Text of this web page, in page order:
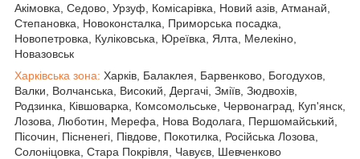
Акімовка, Седово, Урзуф, Комісарівка, Новий азів, Атманай,
Степановка, Новоконсталка, Приморська посадка,
Новопетровка, Куліковська, Юреївка, Ялта, Мелекіно,
Новазовськ
Харківська зона: Харків, Балаклея, Барвенково, Богодухов,
Валки, Волчанська, Високий, Дергачі, Зміїв, Зюдвохів,
Родзинка, Ківшоварка, Комсомольське, Червонаград, Куп'янск,
Лозова, Люботин, Мерефа, Нова Водолага, Першомайський,
Пісочин, Пісненегі, Півдове, Покотилка, Російська Лозова,
Солоніцовка, Стара Покрівля, Чавуєв, Шевченково